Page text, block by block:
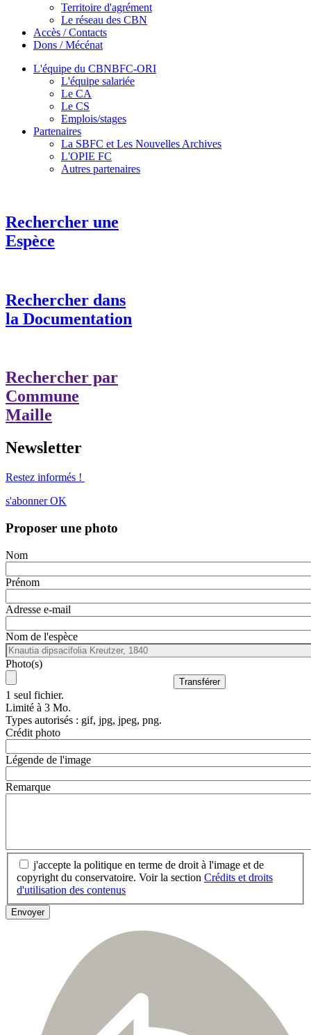
Territoire d'agrément
Le réseau des CBN
Accès / Contacts
Dons / Mécénat
L'équipe du CBNBFC-ORI
L'équipe salariée
Le CA
Le CS
Emplois/stages
Partenaires
La SBFC et Les Nouvelles Archives
L'OPIE FC
Autres partenaires
Rechercher une
Espèce
Rechercher dans
la Documentation
Rechercher par
Commune
Maille
Newsletter
Restez informés !
s'abonner OK
Proposer une photo
Nom
Prénom
Adresse e-mail
Nom de l'espèce
Photo(s)
1 seul fichier.
Limité à 3 Mo.
Types autorisés : gif, jpg, jpeg, png.
Crédit photo
Légende de l'image
Remarque
j'accepte la politique en terme de droit à l'image et de
copyright du conservatoire. Voir la section Crédits et droits
d'utilisation des contenus